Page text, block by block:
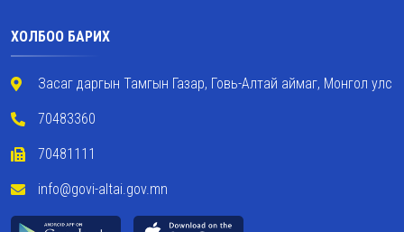
ХОЛБОО БАРИХ
Засаг даргын Тамгын Газар, Говь-Алтай аймаг, Монгол улс
70483360
70481111
info@govi-altai.gov.mn